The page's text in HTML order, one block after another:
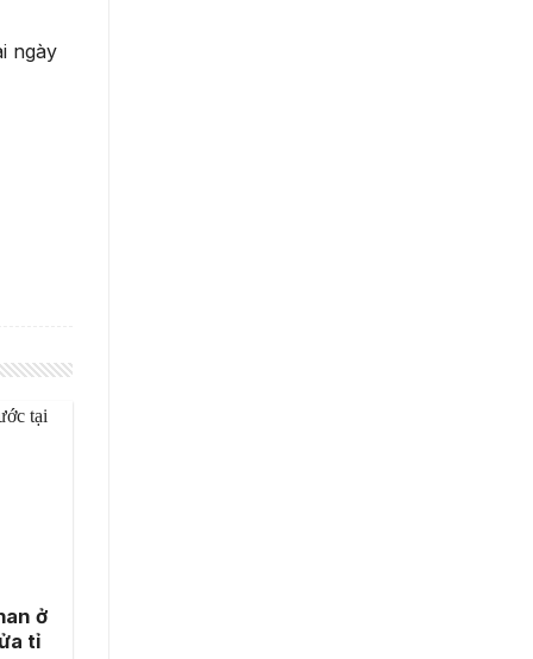
ngày
ở
tỉ